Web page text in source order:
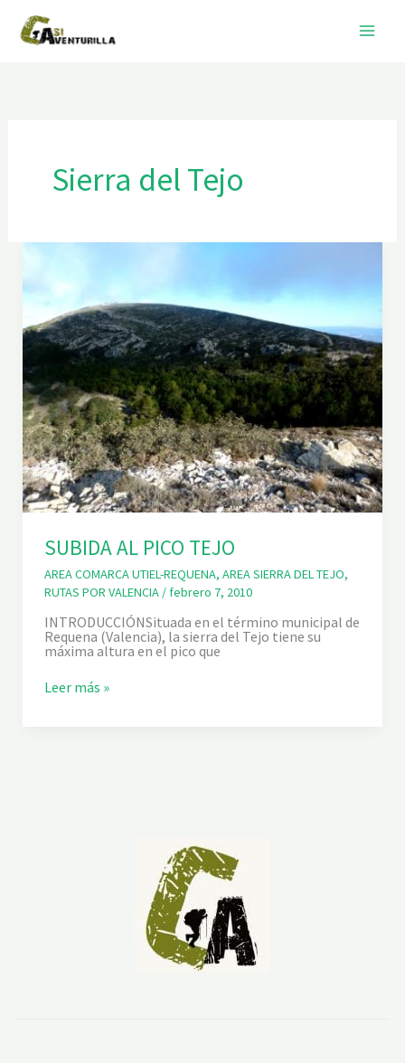
contenido
Sierra del Tejo
SUBIDA AL PICO TEJO
AREA COMARCA UTIEL-REQUENA, AREA SIERRA DEL TEJO,
RUTAS POR VALENCIA/febrero 7, 2010
INTRODUCCIÓNSituada en el término municipal de
Requena (Valencia), la sierra del Tejo tiene su
máxima altura en el pico que
SLeer más »